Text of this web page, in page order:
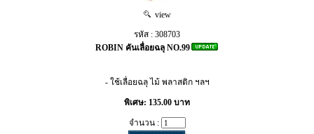
view
รหัส : 308703
ROBIN คันเลื่อยฉลุ NO.99
- ใช้เลื่อยฉลุ ไม้ พลาสติก ฯลฯ
พิเศษ: 135.00 บาท
จำนวน :